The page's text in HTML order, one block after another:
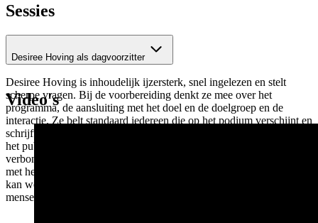
Sessies
Desiree Hoving als dagvoorzitter
Desiree Hoving is inhoudelijk ijzersterk, snel ingelezen en stelt
scherpe vragen. Bij de voorbereiding denkt ze mee over het
programma, de aansluiting met het doel en de doelgroep en de
interactie. Ze belt standaard iedereen die op het podium verschijnt en
schrijft haar eigen teksten. Bij haar voelen sprekers zich ontspannen,
het publiek zich gemotiveerd en zich met elkaar en de sprekers
verbonden. Iedereen is geënthousiasmeerd en gaat op tijd naar huis
met het idee dat wat ze gehoord hebben ook op zichzelf toegepast
kan worden. Ze werkt graag met groepen tussen de 50 en 500
mensen, maar hanteert geen maximum.
Video's